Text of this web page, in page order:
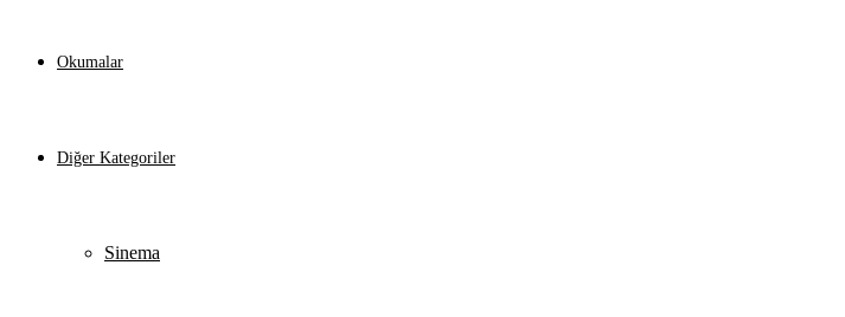
Okumalar
Diğer Kategoriler
Sinema